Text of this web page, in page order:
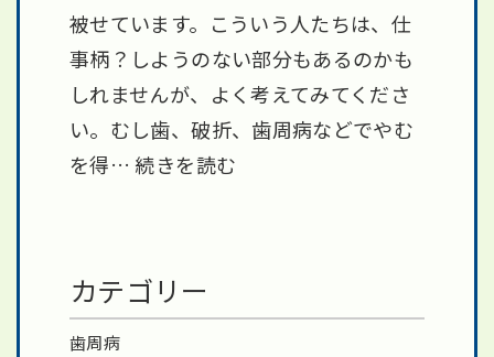
被せています。こういう人たちは、仕
事柄？しようのない部分もあるのかも
しれませんが、よく考えてみてくださ
い。むし歯、破折、歯周病などでやむ
を得… 続きを読む
カテゴリー
歯周病